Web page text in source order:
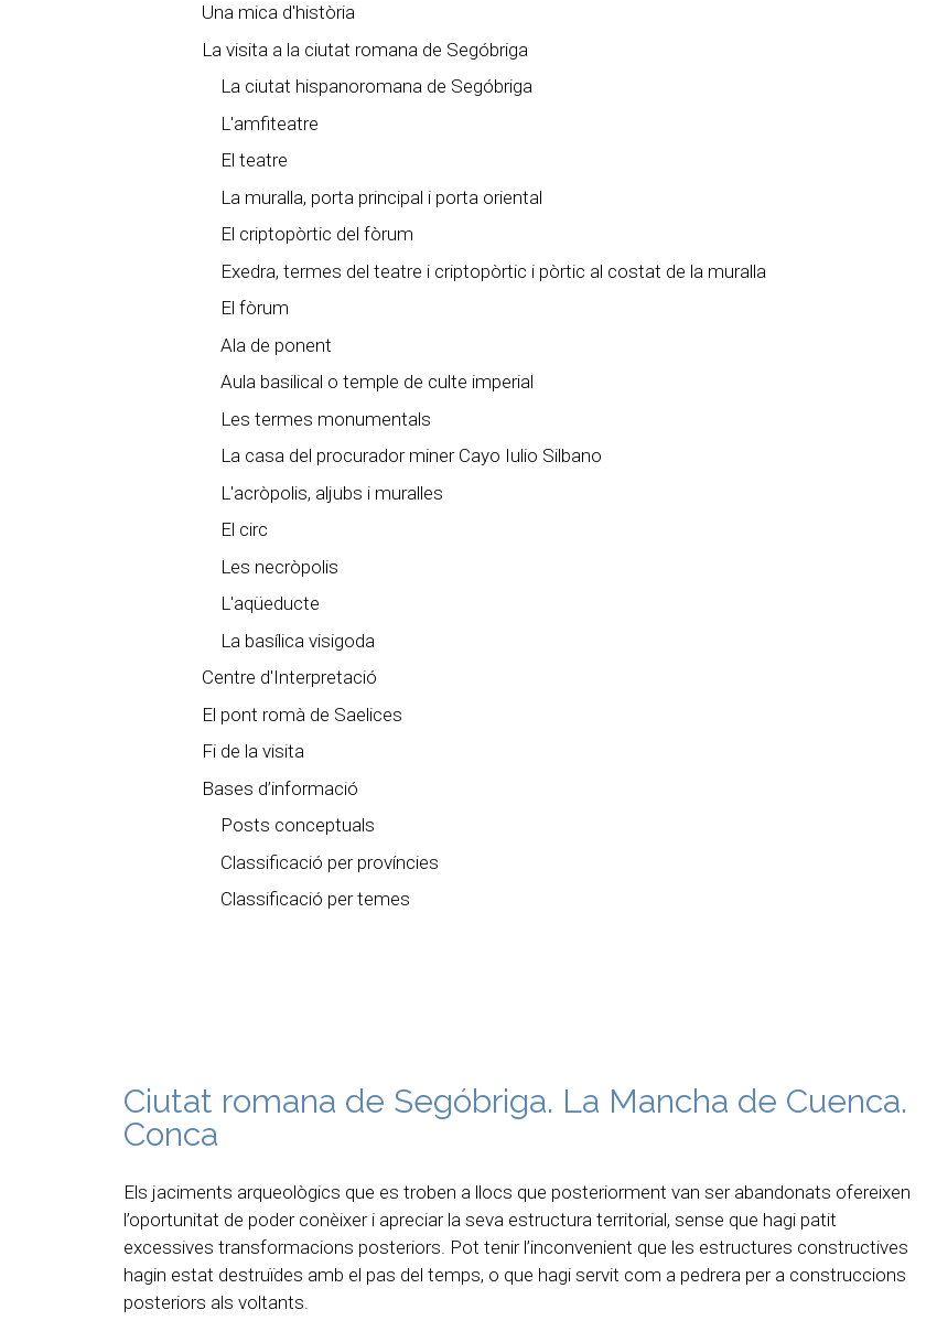
Una mica d'història
La visita a la ciutat romana de Segóbriga
La ciutat hispanoromana de Segóbriga
L'amfiteatre
El teatre
La muralla, porta principal i porta oriental
El criptopòrtic del fòrum
Exedra, termes del teatre i criptopòrtic i pòrtic al costat de la muralla
El fòrum
Ala de ponent
Aula basilical o temple de culte imperial
Les termes monumentals
La casa del procurador miner Cayo Iulio Silbano
L'acròpolis, aljubs i muralles
El circ
Les necròpolis
L'aqüeducte
La basílica visigoda
Centre d'Interpretació
El pont romà de Saelices
Fi de la visita
Bases d’informació
Posts conceptuals
Classificació per províncies
Classificació per temes
Ciutat romana de Segóbriga. La Mancha de Cuenca.
Conca
Els jaciments arqueològics que es troben a llocs que posteriorment van ser abandonats ofereixen
l’oportunitat de poder conèixer i apreciar la seva estructura territorial, sense que hagi patit
excessives transformacions posteriors. Pot tenir l’inconvenient que les estructures constructives
hagin estat destruïdes amb el pas del temps, o que hagi servit com a pedrera per a construccions
posteriors als voltants.